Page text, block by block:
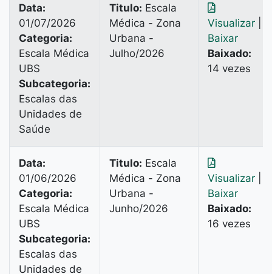
Data:
01/07/2026
Categoria:
Escala Médica
UBS
Subcategoria:
Escalas das
Unidades de
Saúde
Titulo: Escala
Médica - Zona
Urbana -
Julho/2026
Visualizar
Baixar
Baixado:
14 vezes
Data:
01/06/2026
Categoria:
Escala Médica
UBS
Subcategoria:
Escalas das
Unidades de
Titulo: Escala
Médica - Zona
Urbana -
Junho/2026
Visualizar
Baixar
Baixado:
16 vezes